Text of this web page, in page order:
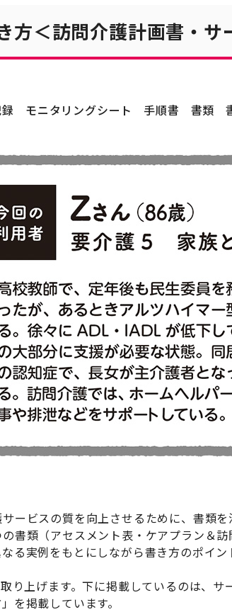
方＜訪問介護計画書・サ
モニタリングシート 手順書 書類
ービスの質を向上させるために、書類
書類（アセスメント表・ケアプラン＆
る実例をもとにしながら書き方のポイン
り上げます。下に掲載しているのは、
を掲載しています。